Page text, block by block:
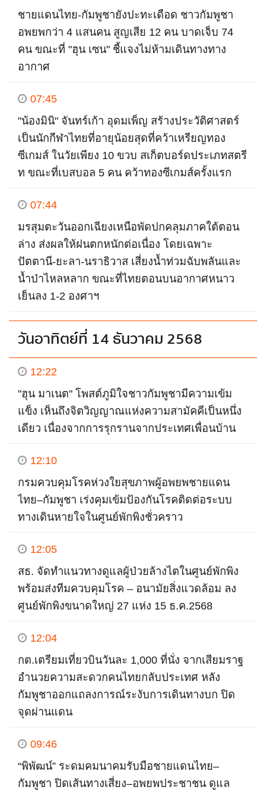
ชายแดนไทย-กัมพูชายังปะทะเดือด ชาวกัมพูชา
อพยพกว่า 4 แสนคน สูญเสีย 12 คน บาดเจ็บ 74
คน ขณะที่ "ฮุน เซน" ชี้แจงไม่ห้ามเดินทางทาง
อากาศ
07:45
"น้องมินิ" จันทร์เก้า อุดมเพ็ญ สร้างประวัติศาสตร์
เป็นนักกีฬาไทยที่อายุน้อยสุดที่คว้าเหรียญทอง
ซีเกมส์ ในวัยเพียง 10 ขวบ สเก็ตบอร์ดประเภทสตรี
ท ขณะที่เบสบอล 5 คน คว้าทองซีเกมส์ครั้งแรก
07:44
มรสุมตะวันออกเฉียงเหนือพัดปกคลุมภาคใต้ตอน
ล่าง ส่งผลให้ฝนตกหนักต่อเนื่อง โดยเฉพาะ
ปัตตานี-ยะลา-นราธิวาส เสี่ยงน้ำท่วมฉับพลันและ
น้ำป่าไหลหลาก ขณะที่ไทยตอนบนอากาศหนาว
เย็นลง 1-2 องศาฯ
วันอาทิตย์ที่ 14 ธันวาคม 2568
12:22
"ฮุน มาเนต" โพสต์ภูมิใจชาวกัมพูชามีความเข้ม
แข็ง เห็นถึงจิตวิญญาณแห่งความสามัคคีเป็นหนึ่ง
เดียว เนื่องจากการรุกรานจากประเทศเพื่อนบ้าน
12:10
กรมควบคุมโรคห่วงใยสุขภาพผู้อพยพชายแดน
ไทย–กัมพูชา เร่งคุมเข้มป้องกันโรคติดต่อระบบ
ทางเดินหายใจในศูนย์พักพิงชั่วคราว
12:05
สธ. จัดทำแนวทางดูแลผู้ป่วยล้างไตในศูนย์พักพิง
พร้อมส่งทีมควบคุมโรค – อนามัยสิ่งแวดล้อม ลง
ศูนย์พักพิงขนาดใหญ่ 27 แห่ง 15 ธ.ค.2568
12:04
กต.เตรียมเที่ยวบินวันละ 1,000 ที่นั่ง จากเสียมราฐ
อำนวยความสะดวกคนไทยกลับประเทศ หลัง
กัมพูชาออกแถลงการณ์ระงับการเดินทางบก ปิด
จุดผ่านแดน
09:46
“พิพัฒน์” ระดมคมนาคมรับมือชายแดนไทย–
กัมพูชา ปิดเส้นทางเสี่ยง–อพยพประชาชน ดูแล